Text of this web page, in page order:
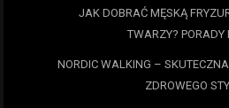
JAK DOBRAĆ MĘSKĄ
TWARZY? PORADY
NORDIC WALKING –
ZDROWEGO